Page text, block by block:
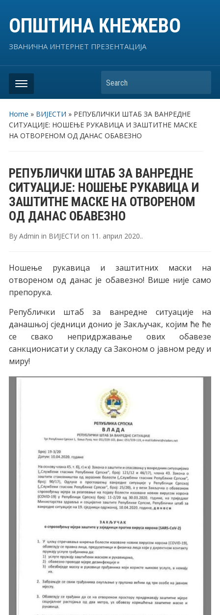
ОПШТИНА КНЕЖЕВО
ЗВАНИЧНА ИНТЕРНЕТ ПРЕЗЕНТАЦИЈА
Search
Home » ВИЈЕСТИ » РЕПУБЛИЧКИ ШТАБ ЗА ВАНРЕДНЕ
СИТУАЦИЈЕ: НОШЕЊЕ РУКАВИЦА И ЗАШТИТНЕ МАСКЕ
НА ОТВОРЕНОМ ОД ДАНАС ОБАВЕЗНО
РЕПУБЛИЧКИ ШТАБ ЗА ВАНРЕДНЕ
СИТУАЦИЈЕ: НОШЕЊЕ РУКАВИЦА И
ЗАШТИТНЕ МАСКЕ НА ОТВОРЕНОМ
ОД ДАНАС ОБАВЕЗНО
By Admin in ВИЈЕСТИ on 11. април 2020..
Ношење рукавица и заштитних маски на
отвореном од данас је обавезно! Више није само
препорука.
Републички штаб за ванредне ситуације на
данашњој сједници донио је Закључак, којим ће ће
се свако непридржавање ових обавезе
санкционисати у складу са Законом о јавном реду и
миру!